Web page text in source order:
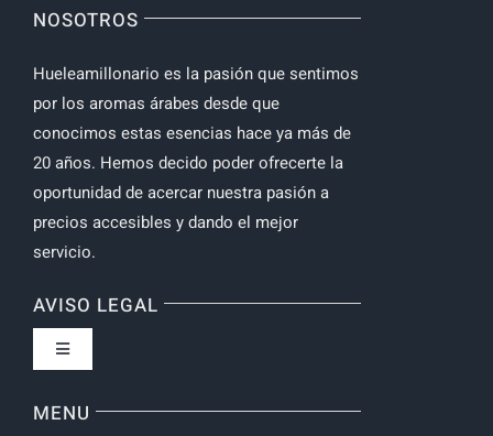
NOSOTROS
Hueleamillonario es la pasión que sentimos
por los aromas árabes desde que
conocimos estas esencias hace ya más de
20 años. Hemos decido poder ofrecerte la
oportunidad de acercar nuestra pasión a
precios accesibles y dando el mejor
servicio.
AVISO LEGAL
Toggle
Política de privacidad
MENU